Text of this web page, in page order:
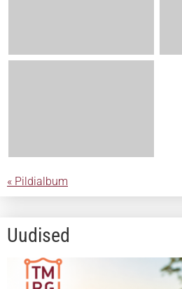
« Pildialbum
Uudised